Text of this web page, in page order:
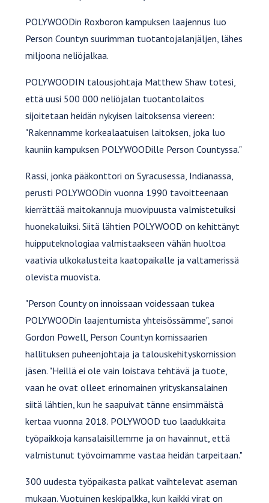
POLYWOODin Roxboron kampuksen laajennus luo
Person Countyn suurimman tuotantojalanjäljen, lähes
miljoona neliöjalkaa.
POLYWOODIN talousjohtaja Matthew Shaw totesi,
että uusi 500 000 neliöjalan tuotantolaitos
sijoitetaan heidän nykyisen laitoksensa viereen:
"Rakennamme korkealaatuisen laitoksen, joka luo
kauniin kampuksen POLYWOODille Person Countyssa."
Rassi, jonka pääkonttori on Syracusessa, Indianassa,
perusti POLYWOODin vuonna 1990 tavoitteenaan
kierrättää maitokannuja muovipuusta valmistetuiksi
huonekaluiksi. Siitä lähtien POLYWOOD on kehittänyt
huipputeknologiaa valmistaakseen vähän huoltoa
vaativia ulkokalusteita kaatopaikalle ja valtamerissä
olevista muovista.
"Person County on innoissaan voidessaan tukea
POLYWOODin laajentumista yhteisössämme", sanoi
Gordon Powell, Person Countyn komissaarien
hallituksen puheenjohtaja ja talouskehityskomission
jäsen. "Heillä ei ole vain loistava tehtävä ja tuote,
vaan he ovat olleet erinomainen yrityskansalainen
siitä lähtien, kun he saapuivat tänne ensimmäistä
kertaa vuonna 2018. POLYWOOD tuo laadukkaita
työpaikkoja kansalaisillemme ja on havainnut, että
valmistunut työvoimamme vastaa heidän tarpeitaan."
300 uudesta työpaikasta palkat vaihtelevat aseman
mukaan. Vuotuinen keskipalkka, kun kaikki virat on